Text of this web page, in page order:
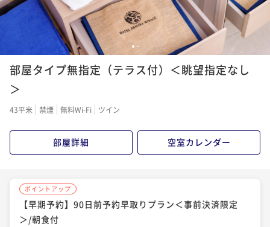
1 2
部屋タイプ無指定（テラス付）＜眺望指定なし
＞
43平米 禁煙 無料Wi-Fi ツイン
部屋詳細 空室カレンダー
ポイントアップ
【早期予約】90日前予約早取りプラン＜事前決済限定
＞/朝食付